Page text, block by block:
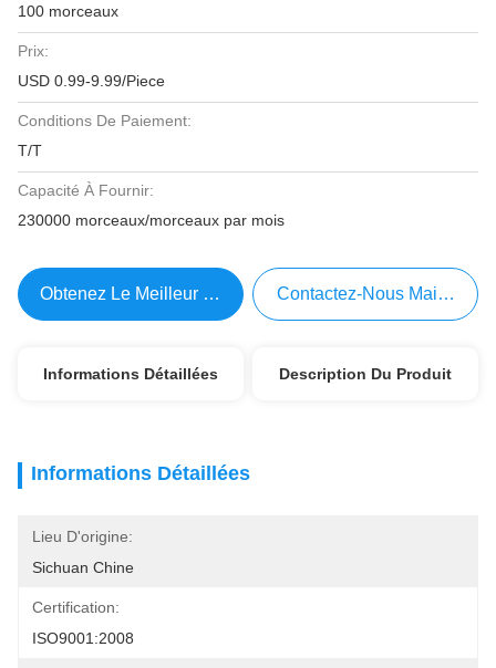
100 morceaux
Prix:
USD 0.99-9.99/Piece
Conditions De Paiement:
T/T
Capacité À Fournir:
230000 morceaux/morceaux par mois
Obtenez Le Meilleur Prix Contactez-Nous Maintenant
Informations Détaillées Description Du Produit
Informations Détaillées
Lieu D'origine:
Sichuan Chine
Certification:
ISO9001:2008